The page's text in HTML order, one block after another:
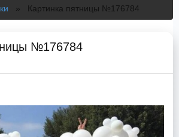
» Картинка пятницы №176784
№176784